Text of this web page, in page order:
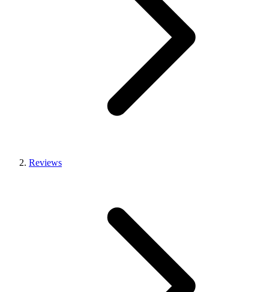
Reviews